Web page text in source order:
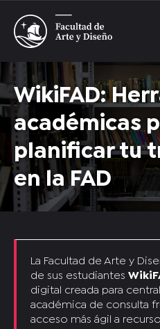
WikiFAD:
académicas
planificar tu
en la FAD
La Facultad de Arte y
de sus estudiantes
digital creada para
académica de consulta
acceso más ágil a